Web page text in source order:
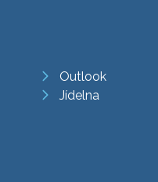
Outlook
Jídelna